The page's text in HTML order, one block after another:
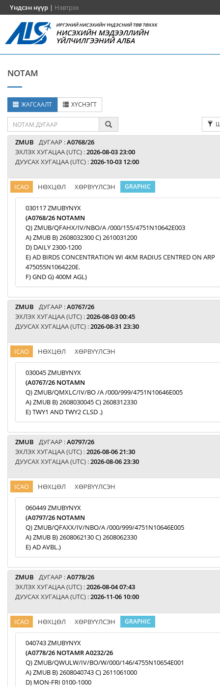
Үндсэн нүүр | Нэвтрэх
ИРГЭНИЙ НИСЭХИЙН ҮНДЭСНИЙ ТӨВ ТӨХХК
НИСЭХИЙН МЭДЭЭЛЛИЙН
ҮЙЛЧИЛГЭЭНИЙ АЛБА
NOTAM
ЖАГСААЛТ ХҮСНЭГТ
ZMUB ДУГААР :A0768/26
ЭХЛЭХ ХУГАЦАА (UTC) :2026-08-03 23:00
ДУУСАХ ХУГАЦАА (UTC) :2026-10-03 12:00
ICAO НӨХЦӨЛ ХӨРВҮҮЛСЭН GRAPHIC
030117 ZMUBYNYX
(A0768/26 NOTAMN
Q) ZMUB/QFAHX/IV/NBO/A /000/155/4751N10642E003
A) ZMUB B) 2608032300 C) 2610031200
D) DAILY 2300-1200
E) AD BIRDS CONCENTRATION WI 4KM RADIUS CENTRED ON ARP
475055N1064220E.
F) GND G) 400M AGL)
ZMUB ДУГААР :A0767/26
ЭХЛЭХ ХУГАЦАА (UTC) :2026-08-03 00:45
ДУУСАХ ХУГАЦАА (UTC) :2026-08-31 23:30
ICAO НӨХЦӨЛ ХӨРВҮҮЛСЭН
030045 ZMUBYNYX
(A0767/26 NOTAMN
Q) ZMUB/QMXLC/IV/BO /A /000/999/4751N10646E005
A) ZMUB B) 2608030045 C) 2608312330
E) TWY1 AND TWY2 CLSD .)
ZMUB ДУГААР :A0797/26
ЭХЛЭХ ХУГАЦАА (UTC) :2026-08-06 21:30
ДУУСАХ ХУГАЦАА (UTC) :2026-08-06 23:30
ICAO НӨХЦӨЛ ХӨРВҮҮЛСЭН
060449 ZMUBYNYX
(A0797/26 NOTAMN
Q) ZMUB/QFAXX/IV/NBO/A /000/999/4751N10646E005
A) ZMUB B) 2608062130 C) 2608062330
E) AD AVBL.)
ZMUB ДУГААР :A0778/26
ЭХЛЭХ ХУГАЦАА (UTC) :2026-08-04 07:43
ДУУСАХ ХУГАЦАА (UTC) :2026-11-06 10:00
ICAO НӨХЦӨЛ ХӨРВҮҮЛСЭН GRAPHIC
040743 ZMUBYNYX
(A0778/26 NOTAMR A0232/26
Q) ZMUB/QWULW/IV/BO/W/000/146/4755N10654E001
A) ZMUB B) 2608040743 C) 2611061000
D) MON-FRI 0100-1000